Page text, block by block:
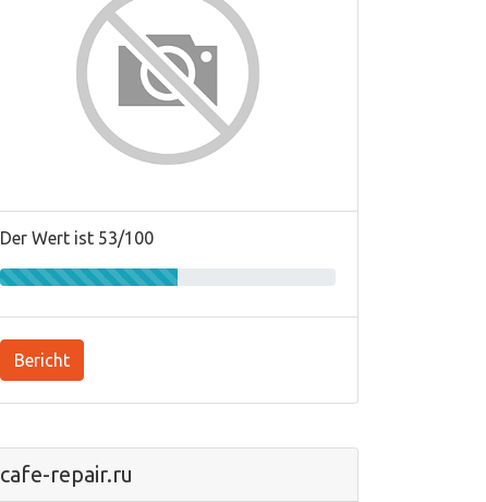
Der Wert ist 53/100
Bericht
cafe-repair.ru